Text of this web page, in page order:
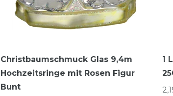
Christbaumschmuck Glas 9,4m
Hochzeitsringe mit Rosen Figur
Bunt
1